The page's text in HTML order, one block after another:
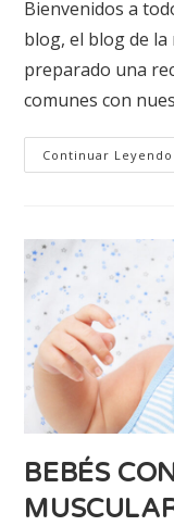
Bienvenidos a
blog, el blog de
preparado una
comunes con
Continuar Leyendo
BEBÉS